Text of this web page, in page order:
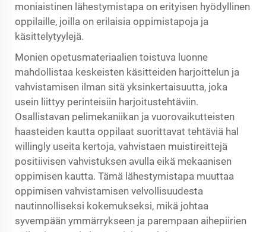
moniaistinen lähestymistapa on erityisen hyödyllinen
oppilaille, joilla on erilaisia oppimistapoja ja
käsittelytyylejä.
Monien opetusmateriaalien toistuva luonne
mahdollistaa keskeisten käsitteiden harjoittelun ja
vahvistamisen ilman sitä yksinkertaisuutta, joka
usein liittyy perinteisiin harjoitustehtäviin.
Osallistavan pelimekaniikan ja vuorovaikutteisten
haasteiden kautta oppilaat suorittavat tehtäviä hal
willingly useita kertoja, vahvistaen muistireittejä
positiivisen vahvistuksen avulla eikä mekaanisen
oppimisen kautta. Tämä lähestymistapa muuttaa
oppimisen vahvistamisen velvollisuudesta
nautinnolliseksi kokemukseksi, mikä johtaa
syvempään ymmärrykseen ja parempaan aihepiirien